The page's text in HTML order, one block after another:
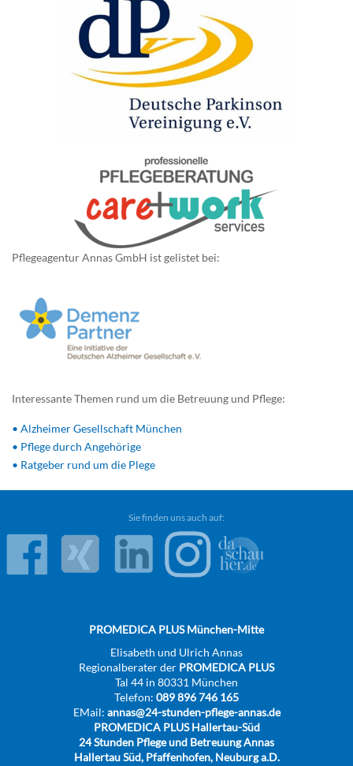
Pflegeagentur Annas GmbH ist gelistet bei:
Interessante Themen rund um die Betreuung und Pflege:
• Alzheimer Gesellschaft München
• Pflege durch Angehörige
• Ratgeber rund um die Plege
Sie finden uns auch auf:
PROMEDICA PLUS München-Mitte
Elisabeth und Ulrich Annas
Regionalberater der PROMEDICA PLUS
Tal 44 in 80331 München
Telefon: 089 896 746 165
EMail: annas@24-stunden-pflege-annas.de
PROMEDICA PLUS Hallertau-Süd
24 Stunden Pflege und Betreuung Annas
Hallertau Süd, Pfaffenhofen, Neuburg a.D.